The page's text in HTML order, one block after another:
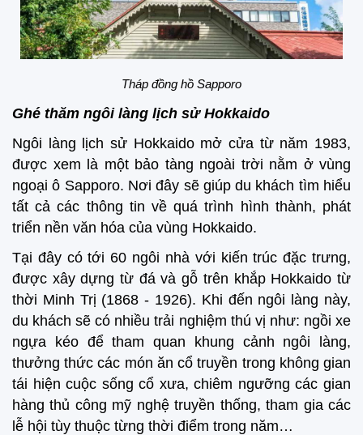
Tháp đồng hồ Sapporo
Ghé thăm ngôi làng lịch sử Hokkaido
Ngôi làng lịch sử Hokkaido mở cửa từ năm 1983,
được xem là một bảo tàng ngoài trời nằm ở vùng
ngoại ô Sapporo. Nơi đây sẽ giúp du khách tìm hiểu
tất cả các thông tin về quá trình hình thành, phát
triển nền văn hóa của vùng Hokkaido.
Tại đây có tới 60 ngôi nhà với kiến trúc đặc trưng,
được xây dựng từ đá và gỗ trên khắp Hokkaido từ
thời Minh Trị (1868 - 1926). Khi đến ngôi làng này,
du khách sẽ có nhiều trải nghiệm thú vị như: ngồi xe
ngựa kéo để tham quan khung cảnh ngôi làng,
thưởng thức các món ăn cổ truyền trong không gian
tái hiện cuộc sống cổ xưa, chiêm ngưỡng các gian
hàng thủ công mỹ nghệ truyền thống, tham gia các
lễ hội tùy thuộc từng thời điểm trong năm…